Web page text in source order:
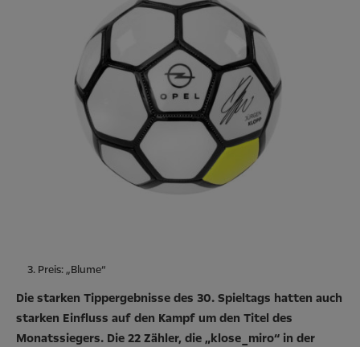
3. Preis: „Blume“
Die starken Tippergebnisse des 30. Spieltags hatten auch
starken Einfluss auf den Kampf um den Titel des
Monatssiegers. Die 22 Zähler, die „klose_miro“ in der